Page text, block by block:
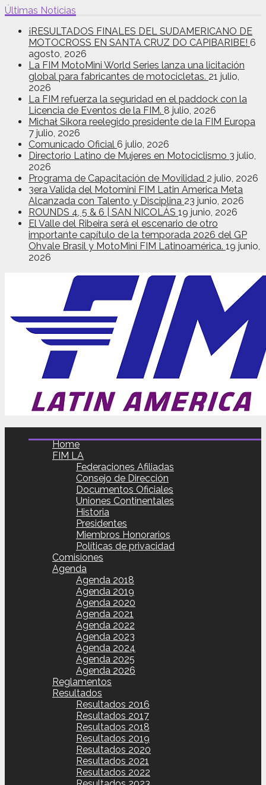
Últimas Noticias
¡RESULTADOS FINALES DEL SUDAMERICANO DE
MOTOCROSS EN SANTA CRUZ DO CAPIBARIBE! 6
agosto, 2026
La FIM MotoMini World Series lanza una licitación
global para fabricantes de motocicletas. 21 julio,
2026
La FIM refuerza la seguridad en el paddock con la
Licencia de Eventos de la FIM. 8 julio, 2026
Michał Sikora reelegido presidente de la FIM Europa
7 julio, 2026
Comunicado Oficial 6 julio, 2026
Directorio Latino de Mujeres en Motociclismo 3 julio,
2026
Programa de Capacitación de Movilidad 2 julio, 2026
3era Valida del Motomini FIM Latin America Meta
Alcanzada con Talento y Disciplina 23 junio, 2026
ROUNDS 4, 5 & 6 | SAN NICOLÁS 19 junio, 2026
El Valle del Ribeira será el escenario de otro
importante capítulo de la temporada 2026 del GP
Ohvale Brasil y MotoMini FIM Latinoamérica. 19 junio,
2026
Home
FIM LA
Federaciones Afiliadas
Consejo de Dirección
Documentos Oficiales
Uniones Continentales
Historia
Presidentes
Miembros Honorarios
Políticas de privacidad
Comisiones
Agenda
Agenda 2018
Agenda 2019
Agenda 2020
Agenda 2021
Agenda 2022
Agenda 2023
Agenda 2024
Agenda 2025
Agenda 2026
Reglamentos
Resultados
Resultados 2016
Resultados 2017
Resultados 2018
Resultados 2019
Resultados 2020
Resultados 2021
Resultados 2022